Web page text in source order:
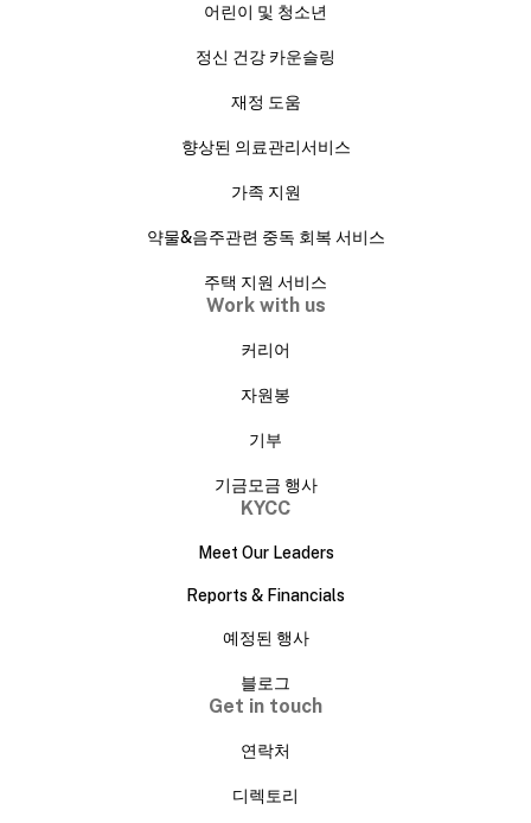
어린이 및 청소년
정신 건강 카운슬링
재정 도움
향상된 의료관리서비스
가족 지원
약물&음주관련 중독 회복 서비스
주택 지원 서비스
Work with us
커리어
자원봉
기부
기금모금 행사
KYCC
Meet Our Leaders
Reports & Financials
예정된 행사
블로그
Get in touch
연락처
디렉토리